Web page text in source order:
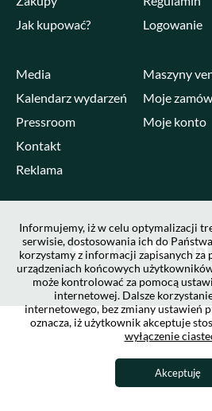
Jak kupować?
Logowanie
Media
Kalendarz wydarzeń
Pressroom
Kontakt
Reklama
Maszyny
Moje
Moje konto
Informujemy, iż w celu optymalizacji
serwisie, dostosowania ich do
korzystamy z informacji zapisanych za
urządzeniach końcowych
może kontrolować za pomocą
internetowej. Dalsze
internetowego, bez zmiany ustawień
oznacza, iż użytkownik akceptuje
wyłączenie
Akceptuję